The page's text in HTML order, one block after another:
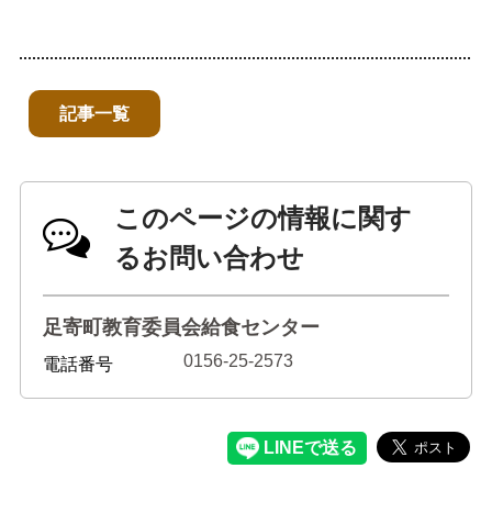
記事一覧
このページの情報に関す
るお問い合わせ
足寄町教育委員会給食センター
電話番号 0156-25-2573